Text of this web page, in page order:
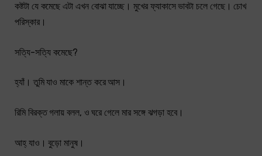
কষ্টটা যে কমেছে এটা এখন বোঝা যাচ্ছে। মুখের ফ্যাকাসে ভাবটা চলে গেছে। চোখ
পরিস্কার।
সত্যি-সত্যি কমেছে?
হ্যাঁ। তুমি যাও মাকে শান্ত করে আস।
রিমি বিরক্ত গলায় বলল, ও ঘরে গেলে মার সঙ্গে ঝগড়া হবে।
আহ্‌ যাও। বুড়ো মানুষ।